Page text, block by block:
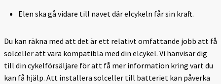
Elen ska gå vidare till navet där elcykeln får sin kraft.
Du kan räkna med att det är ett relativt omfattande jobb att få
solceller att vara kompatibla med din elcykel. Vi hänvisar dig
till din cykelförsäljare för att få mer information kring vart du
kan få hjälp. Att installera solceller till batteriet kan påverka